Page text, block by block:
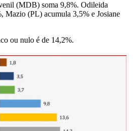
(MDB) soma 9,8%. Odileida
Mazio (PL) acumula 3,5% e Josiane
ou nulo é de 14,2%.